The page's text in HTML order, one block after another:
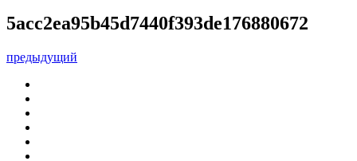
5acc2ea95b45d7440f393de176880672
предыдущий